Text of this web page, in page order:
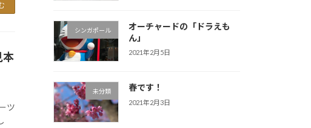
本
ツ
シンガポール
オーチャードの「ドラえも
ん」
2021年2月5日
未分類 春です！
2021年2月3日